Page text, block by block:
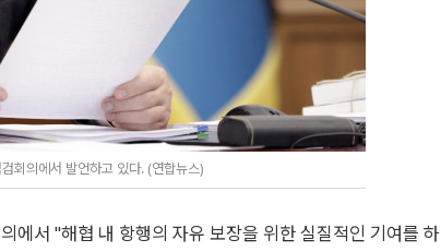
회의에서 발언하고 있다. (연합뉴스)
에서 "해협 내 항행의 자유 보장을 위한 실질적인 기여를 하